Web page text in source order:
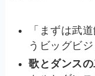
「まずは武
うビッグビ
歌とダンス